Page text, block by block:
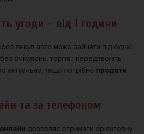
угоди – від 1 години
викуп авто може зайняти від однієї
очікувань, торгів і передзвоніть
актуально, якщо потрібно продати
та за телефоном
дозволяє отримати орієнтовну